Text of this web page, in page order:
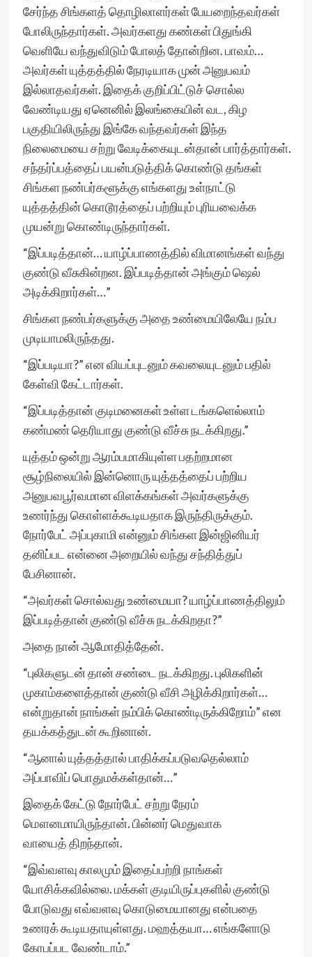
சேர்ந்த சிங்களத் தொழிலாளர்கள் பேயறைந்தவர்கள்
போலிருந்தார்கள். அவர்களது கண்கள் பிதுங்கி
வெளியே வந்துவிடும் போலத் தோன்றின. பாவம்…
அவர்கள் யுத்தத்தில் நேரடியாக முன் அனுபவம்
இல்லாதவர்கள். இதைக் குறிப்பிட்டுச் சொல்ல
வேண்டியது ஏனெனில் இலங்கையின் வட, கிழ
பகுதியிலிருந்து இங்கே வந்தவர்கள் இந்த
நிலைமையை சற்று வேடிக்கையுடன்தான் பார்த்தார்கள்.
சந்தர்ப்பத்தைப் பயன்படுத்திக் கொண்டு தங்கள்
சிங்கள நண்பர்களூக்கு எங்களது உள்நாட்டு
யுத்தத்தின் கொடூரத்தைப் பற்றியும் புரியவைக்க
முயன்று கொண்டிருந்தார்கள்.
“இப்படித்தான்… யாழ்ப்பாணத்தில் விமானங்கள் வந்து
குண்டு வீசுகின்றன. இப்படித்தான் அங்கும் ஷெல்
அடிக்கிறார்கள்…”
சிங்கள நண்பர்களுக்கு அதை உண்மையிலேயே நம்ப
முடியாமலிருந்தது.
“இப்படியா?” என வியப்புடனும் கவலையுடனும் பதில்
கேள்வி கேட்டார்கள்.
“இப்படித்தான் குடிமனைகள் உள்ள டங்களெல்லாம்
கண்மண் தெரியாது குண்டு வீச்சு நடக்கிறது.”
யுத்தம் ஒன்று ஆரம்பமாகியுள்ள பதற்றமான
சூழ்நிலையில் இன்னொரு யுத்தத்தைப் பற்றிய
அனுபவபூர்வமான விளக்கங்கள் அவர்களுக்கு
உணர்ந்து கொள்ளக்கூடியதாக இருந்திருக்கும்.
நோர்பேட் அப்புகாமி என்னும் சிங்கள இன்ஜினியர்
தனிப்பட என்னை அறையில் வந்து சந்தித்துப்
பேசினான்.
“அவர்கள் சொல்வது உண்மையா? யாழ்ப்பாணத்திலும்
இப்படித்தான் குண்டு வீச்சு நடக்கிறதா?”
அதை நான் ஆமோதித்தேன்.
“புலிகளுடன் தான் சண்டை நடக்கிறது. புலிகளின்
முகாம்களைத்தான் குண்டு வீசி அழிக்கிறார்கள்…
என்றுதான் நாங்கள் நம்பிக் கொண்டிருக்கிறோம்” என
தயக்கத்துடன் கூறினான்.
“ஆனால் யுத்தத்தால் பாதிக்கப்படுவதெல்லாம்
அப்பாவிப் பொதுமக்கள்தான்…”
இதைக் கேட்டு நோர்பேட் சற்று நேரம்
மௌனமாயிருந்தான். பின்னர் மெதுவாக
வாயைத் திறந்தான்.
“இவ்வளவு காலமும் இதைப்பற்றி நாங்கள்
யோசிக்கவில்லை. மக்கள் குடியிருப்புகளில் குண்டு
போடுவது எவ்வளவு கொடுமையானது என்பதை
உணரக் கூடியதாயுள்ளது. மஹத்தயா… எங்களோடு
கோபப்பட வேண்டாம்.”